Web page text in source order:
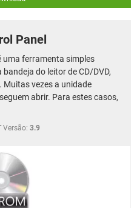
Panel
uma ferramenta simples
do leitor de CD/DVD,
vezes a unidade
abrir. Para estes casos,
Versão: 3.9